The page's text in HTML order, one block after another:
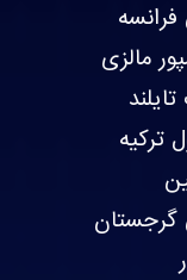
مالزی
ترکیه